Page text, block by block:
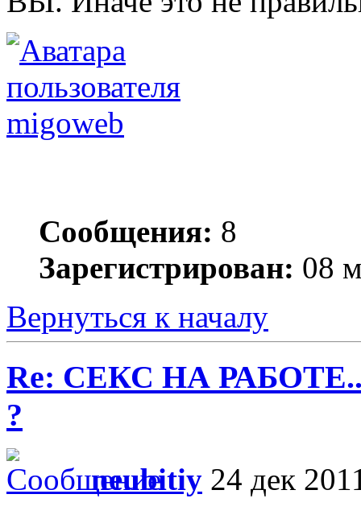
migoweb
Сообщения: 8
Зарегистрирован: 08
Вернуться к началу
Re: СЕКС НА
?
neubitiy 24 дек